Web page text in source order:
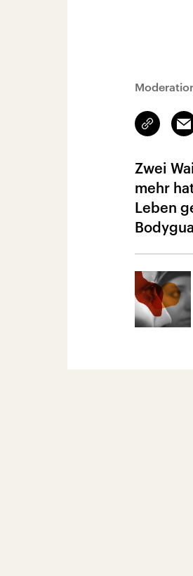
Link
kopieren/
Zwei
mehr
Leben